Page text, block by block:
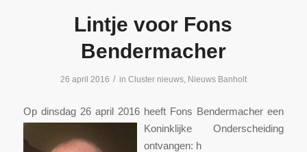
Lintje voor Fons
Bendermacher
26 april 2016 / in Cluster nieuws, Nieuws Banholt
Op dinsdag 26 april 2016 heeft Fons Bendermacher een
Koninklijke Onderscheiding
ontvangen: h